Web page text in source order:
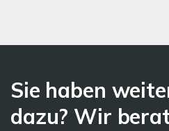
Sie haben
dazu? Wir